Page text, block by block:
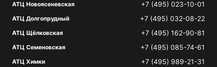
АТЦ Новоясеневская +7 (495) 023-10-01
АТЦ Долгопрудный +7 (495) 032-08-22
АТЦ Щёлковская +7 (495) 162-90-81
АТЦ Семеновская +7 (495) 085-74-61
АТЦ Химки +7 (495) 989-21-31